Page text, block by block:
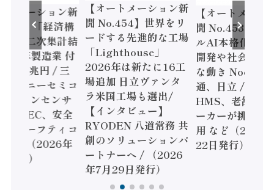
【オートメーション新
聞 No.454】世界をリ
ードする先進的な工場
「Lighthouse」
2026年は新たに16工
場追加 日立ヴァンタ
ラ米国工場も選出/
【インタビュー】
RYODEN 八道常務 共
創のソリューションパ
ートナーへ / （2026
【オートメーション新
聞 No.453】フィジカ
ルAI本格化へ 国産AI
開発や社会実装に活発
な動き Noetra、富士
通、日立 / 兵神装備 ×
HMS、老舗ポンプメ
ーカーが挑むデータ活
用 など（2026年7月
22日発行）
【オート
聞 No.452
ェル「ス
ファクチ
書2026」
ピード感
ソニック
リー、モ
強化 / オ
安全設計